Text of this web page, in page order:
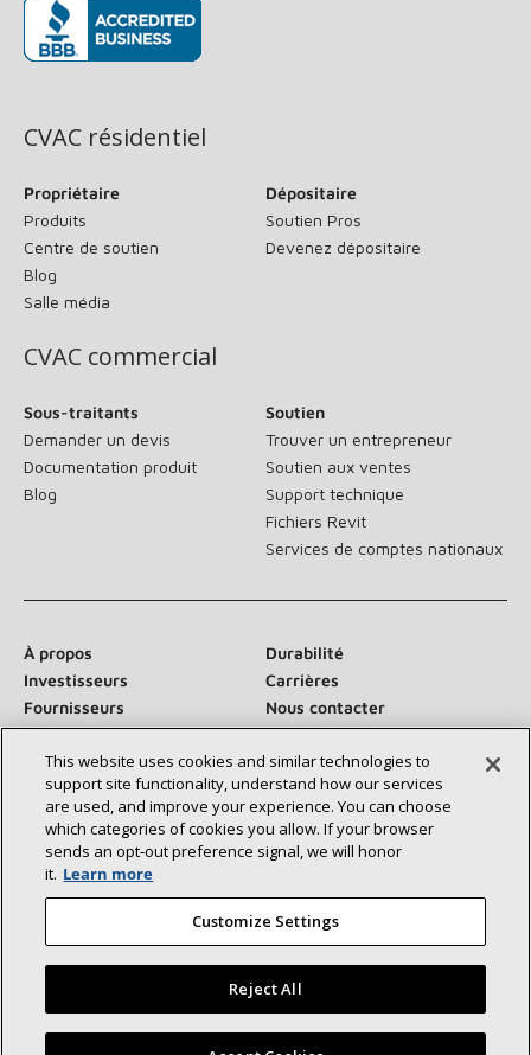
CVAC résidentiel
Propriétaire
Produits
Centre de soutien
Blog
Salle média
Dépositaire
Soutien Pros
Devenez dépositaire
CVAC commercial
Sous-traitants
Demander un devis
Documentation produit
Blog
Soutien
Trouver un entrepreneur
Soutien aux ventes
Support technique
Fichiers Revit
Services de comptes nationaux
À propos
Durabilité
Investisseurs
Carrières
Fournisseurs
Nous contacter
Salle de presse
Communiquez avec nous :
©2026 Lennox International Inc.
Déclaration d’accessibilité
Confidentialité
This website uses cookies and similar technologies to
support site functionality, understand how our services
are used, and improve your experience. You can choose
which categories of cookies you allow. If your browser
sends an opt‑out preference signal, we will honor
it. Learn more
Customize Settings
Reject All